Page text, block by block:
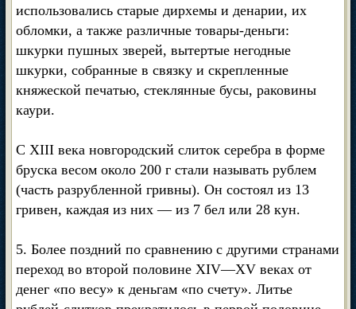
использовались старые дирхемы и денарии, их
обломки, а также различные товары-деньги:
шкурки пушных зверей, вытертые негодные
шкурки, собранные в связку и скрепленные
княжеской печатью, стеклянные бусы, раковины
каури.
С XIII века новгородский слиток серебра в форме
бруска весом около 200 г стали называть рублем
(часть разрубленной гривны). Он состоял из 13
гривен, каждая из них — из 7 бел или 28 кун.
5. Более поздний по сравнению с другими странами
переход во второй половине XIV—XV веках от
денег «по весу» к деньгам «по счету». Литье